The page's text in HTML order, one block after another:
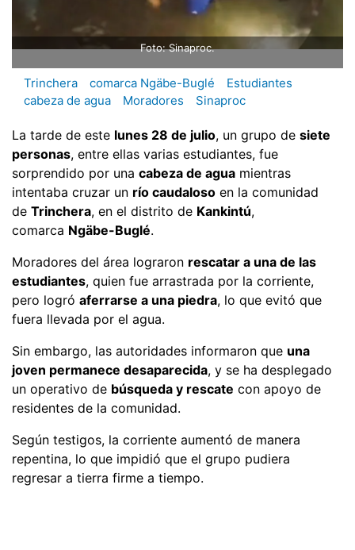
Foto: Sinaproc.
Trinchera comarca Ngäbe-Buglé
Estudiantes
cabeza de agua
Moradores Sinaproc
La tarde de este lunes 28 de julio, un grupo de siete
personas, entre ellas varias estudiantes, fue
sorprendido por una cabeza de agua mientras
intentaba cruzar un río caudaloso en la comunidad
de Trinchera, en el distrito de Kankintú,
comarca Ngäbe-Buglé.
Moradores del área lograron rescatar a una de las
estudiantes, quien fue arrastrada por la corriente,
pero logró aferrarse a una piedra, lo que evitó que
fuera llevada por el agua.
Sin embargo, las autoridades informaron que una
joven permanece desaparecida, y se ha desplegado
un operativo de búsqueda y rescate con apoyo de
residentes de la comunidad.
Según testigos, la corriente aumentó de manera
repentina, lo que impidió que el grupo pudiera
regresar a tierra firme a tiempo.